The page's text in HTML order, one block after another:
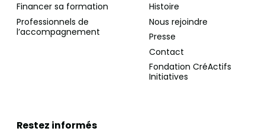
Financer sa formation
Professionnels de
l’accompagnement
Histoire
Nous rejoindre
Presse
Contact
Fondation CréActifs
Initiatives
Restez informés